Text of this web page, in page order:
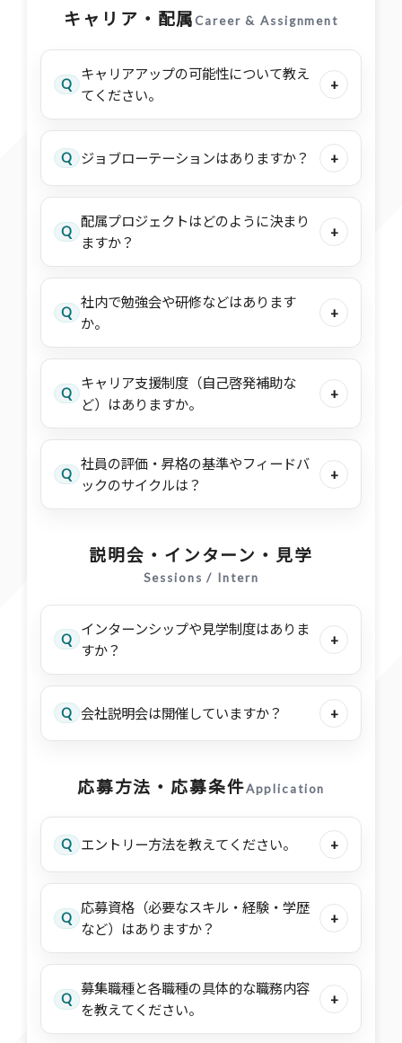
キャリア・配属Career & Assignment
Q
キャリアアップの可能性について教え
てください。
+
Q ジョブローテーションはありますか？ +
Q
配属プロジェクトはどのように決まり
ますか？
+
Q
社内で勉強会や研修などはあります
か。
+
Q
キャリア支援制度（自己啓発補助な
ど）はありますか。
+
Q
社員の評価・昇格の基準やフィードバ
ックのサイクルは？
+
説明会・インターン・見学
Sessions / Intern
Q
インターンシップや見学制度はありま
すか？
+
Q 会社説明会は開催していますか？ +
応募方法・応募条件Application
Q エントリー方法を教えてください。 +
Q
応募資格（必要なスキル・経験・学歴
など）はありますか？
+
Q
募集職種と各職種の具体的な職務内容
を教えてください。
+